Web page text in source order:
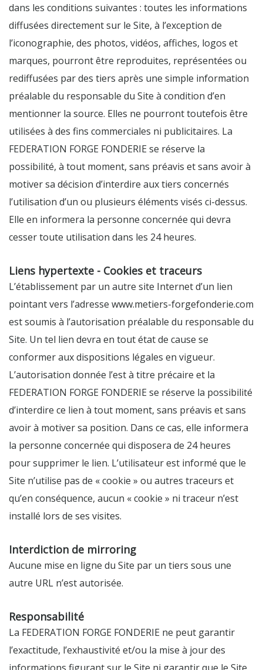
dans les conditions suivantes : toutes les informations
diffusées directement sur le Site, à l’exception de
l’iconographie, des photos, vidéos, affiches, logos et
marques, pourront être reproduites, représentées ou
rediffusées par des tiers après une simple information
préalable du responsable du Site à condition d’en
mentionner la source. Elles ne pourront toutefois être
utilisées à des fins commerciales ni publicitaires. La
FEDERATION FORGE FONDERIE se réserve la
possibilité, à tout moment, sans préavis et sans avoir à
motiver sa décision d’interdire aux tiers concernés
l’utilisation d’un ou plusieurs éléments visés ci-dessus.
Elle en informera la personne concernée qui devra
cesser toute utilisation dans les 24 heures.
Liens hypertexte - Cookies et traceurs
L’établissement par un autre site Internet d’un lien
pointant vers l’adresse www.metiers-forgefonderie.com
est soumis à l’autorisation préalable du responsable du
Site. Un tel lien devra en tout état de cause se
conformer aux dispositions légales en vigueur.
L’autorisation donnée l’est à titre précaire et la
FEDERATION FORGE FONDERIE se réserve la possibilité
d’interdire ce lien à tout moment, sans préavis et sans
avoir à motiver sa position. Dans ce cas, elle informera
la personne concernée qui disposera de 24 heures
pour supprimer le lien. L’utilisateur est informé que le
Site n’utilise pas de « cookie » ou autres traceurs et
qu’en conséquence, aucun « cookie » ni traceur n’est
installé lors de ses visites.
Interdiction de mirroring
Aucune mise en ligne du Site par un tiers sous une
autre URL n’est autorisée.
Responsabilité
La FEDERATION FORGE FONDERIE ne peut garantir
l’exactitude, l’exhaustivité et/ou la mise à jour des